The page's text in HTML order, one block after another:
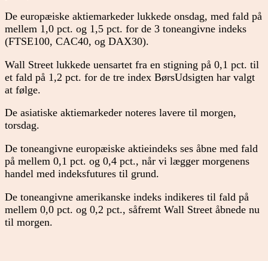
De europæiske aktiemarkeder lukkede onsdag, med fald på
mellem 1,0 pct. og 1,5 pct. for de 3 toneangivne indeks
(FTSE100, CAC40, og DAX30).
Wall Street lukkede uensartet fra en stigning på 0,1 pct. til
et fald på 1,2 pct. for de tre index BørsUdsigten har valgt
at følge.
De asiatiske aktiemarkeder noteres lavere til morgen,
torsdag.
De toneangivne europæiske aktieindeks ses åbne med fald
på mellem 0,1 pct. og 0,4 pct., når vi lægger morgenens
handel med indeksfutures til grund.
De toneangivne amerikanske indeks indikeres til fald på
mellem 0,0 pct. og 0,2 pct., såfremt Wall Street åbnede nu
til morgen.